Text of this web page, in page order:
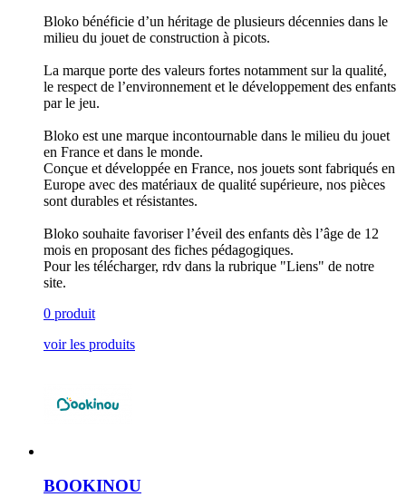
Bloko bénéficie d’un héritage de plusieurs décennies dans le
milieu du jouet de construction à picots.
La marque porte des valeurs fortes notamment sur la qualité,
le respect de l’environnement et le développement des enfants
par le jeu.
Bloko est une marque incontournable dans le milieu du jouet
en France et dans le monde.
Conçue et développée en France, nos jouets sont fabriqués en
Europe avec des matériaux de qualité supérieure, nos pièces
sont durables et résistantes.
Bloko souhaite favoriser l’éveil des enfants dès l’âge de 12
mois en proposant des fiches pédagogiques.
Pour les télécharger, rdv dans la rubrique "Liens" de notre
site.
0 produit
voir les produits
BOOKINOU